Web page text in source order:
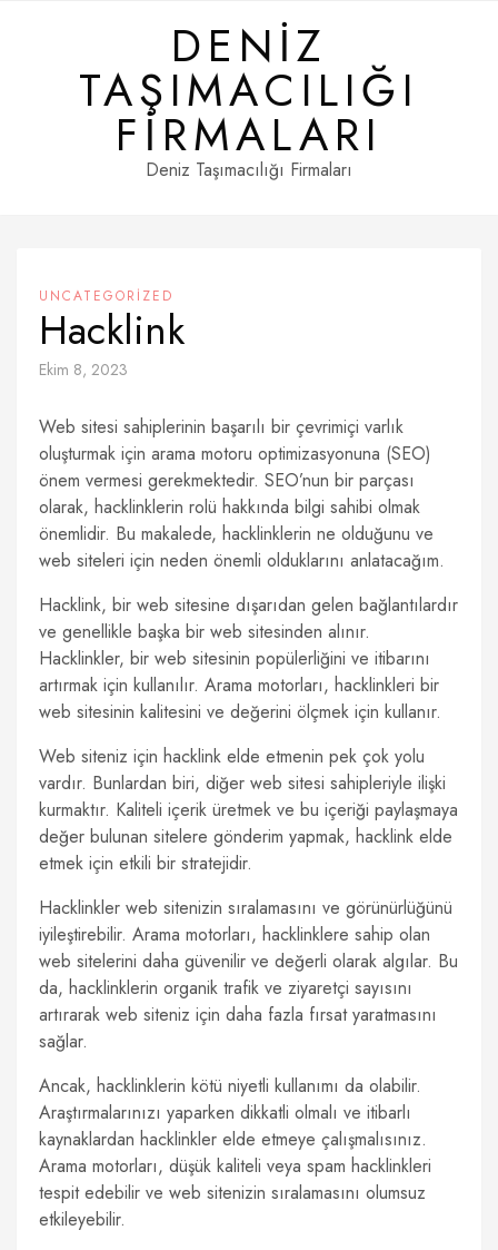
DENIZ
TAŞIMACILIĞI
FIRMALARI
Deniz Taşımacılığı Firmaları
UNCATEGORIZED
Hacklink
Ekim 8, 2023
Web sitesi sahiplerinin başarılı bir çevrimiçi varlık
oluşturmak için arama motoru optimizasyonuna (SEO)
önem vermesi gerekmektedir. SEO’nun bir parçası
olarak, hacklinklerin rolü hakkında bilgi sahibi olmak
önemlidir. Bu makalede, hacklinklerin ne olduğunu ve
web siteleri için neden önemli olduklarını anlatacağım.
Hacklink, bir web sitesine dışarıdan gelen bağlantılardır
ve genellikle başka bir web sitesinden alınır.
Hacklinkler, bir web sitesinin popülerliğini ve itibarını
artırmak için kullanılır. Arama motorları, hacklinkleri bir
web sitesinin kalitesini ve değerini ölçmek için kullanır.
Web siteniz için hacklink elde etmenin pek çok yolu
vardır. Bunlardan biri, diğer web sitesi sahipleriyle ilişki
kurmaktır. Kaliteli içerik üretmek ve bu içeriği paylaşmaya
değer bulunan sitelere gönderim yapmak, hacklink elde
etmek için etkili bir stratejidir.
Hacklinkler web sitenizin sıralamasını ve görünürlüğünü
iyileştirebilir. Arama motorları, hacklinklere sahip olan
web sitelerini daha güvenilir ve değerli olarak algılar. Bu
da, hacklinklerin organik trafik ve ziyaretçi sayısını
artırarak web siteniz için daha fazla fırsat yaratmasını
sağlar.
Ancak, hacklinklerin kötü niyetli kullanımı da olabilir.
Araştırmalarınızı yaparken dikkatli olmalı ve itibarlı
kaynaklardan hacklinkler elde etmeye çalışmalısınız.
Arama motorları, düşük kaliteli veya spam hacklinkleri
tespit edebilir ve web sitenizin sıralamasını olumsuz
etkileyebilir.